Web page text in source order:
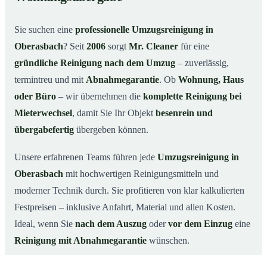
04So funktioniert’s
Typische Anlässe für eine Umzugsreinigung
07 Jetzt Angebot anfordern
08So läuft eine Umzugsreinigung in Oberasbach
Sie suchen eine professionelle Umzugsreinigung in
Oberasbach? Seit 2006 sorgt Mr. Cleaner für eine
gründliche Reinigung nach dem Umzug – zuverlässig,
termintreu und mit Abnahmegarantie. Ob Wohnung, Haus
oder Büro – wir übernehmen die komplette Reinigung bei
Mieterwechsel, damit Sie Ihr Objekt besenrein und
übergabefertig übergeben können.
Unsere erfahrenen Teams führen jede Umzugsreinigung in
Oberasbach mit hochwertigen Reinigungsmitteln und
moderner Technik durch. Sie profitieren von klar kalkulierten
Festpreisen – inklusive Anfahrt, Material und allen Kosten.
Ideal, wenn Sie nach dem Auszug odervor dem Einzug eine
Reinigung mit Abnahmegarantie wünschen.